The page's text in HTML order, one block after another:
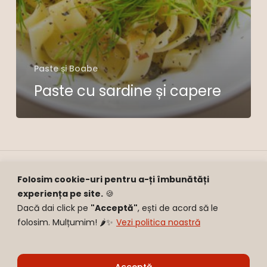
Folosim cookie-uri pentru a-ți îmbunătăți
experiența pe site. 🍪
Dacă dai click pe "Acceptă", ești de acord să le
folosim. Mulțumim! 🌶️✨ Vezi politica noastră
Sub-total: 0,00lei
Paste și Boabe
Paste cu sardine și capere
Scroll, like, repeat.
Mâncare bună, content mișto. Hai pe
social!